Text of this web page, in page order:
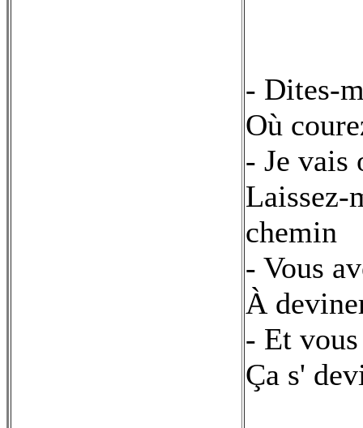
- Dites-
Où
- Je vais
Laissez-
chemin
- Vous
À
- Et
Ça s'